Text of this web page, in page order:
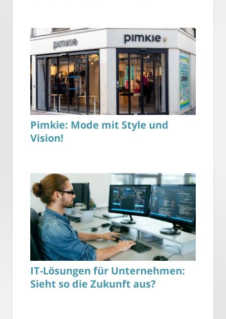
Pimkie: Mode mit Style und
Vision!
IT-Lösungen für Unternehmen:
Sieht so die Zukunft aus?